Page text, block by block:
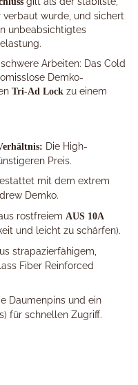
wurde, und sichert
unbeabsichtigtes
Arbeiten: Das Cold
Demko-
Tri-Ad Lock zu einem
Die High-
Preis.
mit dem extrem
Demko.
rostfreiem AUS 10A
und leicht zu schärfen).
strapazierfähigem,
Fiber Reinforced
Daumenpins und ein
für schnellen Zugriff.